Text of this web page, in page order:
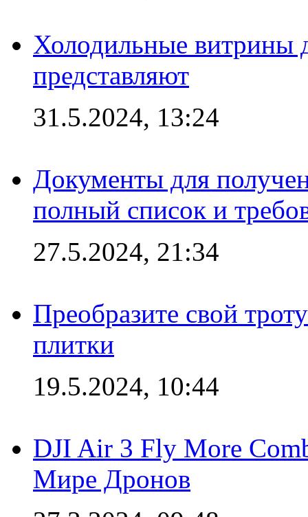
Холодильные витрины
представляют
31.5.2024, 13:24
Документы для
полный список и
27.5.2024, 21:34
Преобразите свой
плитки
19.5.2024, 10:44
DJI Air 3 Fly More
Мире Дронов